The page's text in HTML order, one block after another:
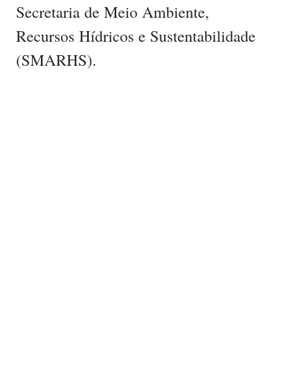
Secretaria de Meio Ambiente,
Recursos Hídricos e Sustentabilidade
(SMARHS).